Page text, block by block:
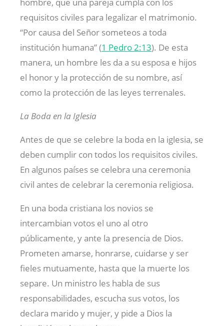
hombre, que una pareja cumpla con los
requisitos civiles para legalizar el matrimonio.
“Por causa del Señor someteos a toda
institución humana” (1 Pedro 2:13). De esta
manera, un hombre les da a su esposa e hijos
el honor y la protección de su nombre, así
como la protección de las leyes terrenales.
La Boda en la Iglesia
Antes de que se celebre la boda en la iglesia, se
deben cumplir con todos los requisitos civiles.
En algunos países se celebra una ceremonia
civil antes de celebrar la ceremonia religiosa.
En una boda cristiana los novios se
intercambian votos el uno al otro
públicamente, y ante la presencia de Dios.
Prometen amarse, honrarse, cuidarse y ser
fieles mutuamente, hasta que la muerte los
separe. Un ministro les habla de sus
responsabilidades, escucha sus votos, los
declara marido y mujer, y pide a Dios la